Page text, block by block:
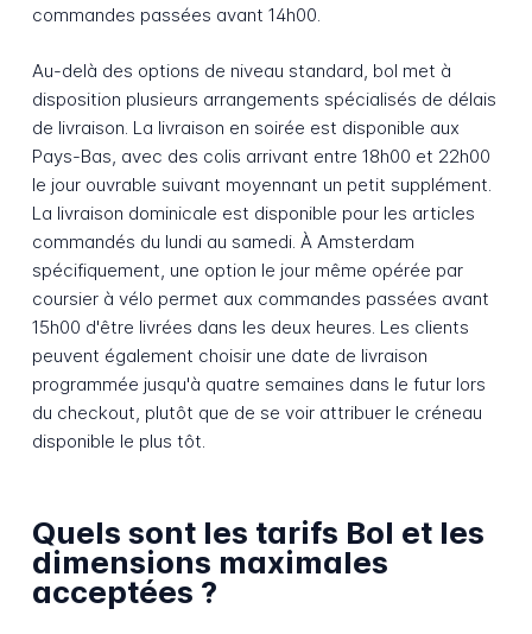
commandes passées avant 14h00.
Au-delà des options de niveau standard, bol met à
disposition plusieurs arrangements spécialisés de délais
de livraison. La livraison en soirée est disponible aux
Pays-Bas, avec des colis arrivant entre 18h00 et 22h00
le jour ouvrable suivant moyennant un petit supplément.
La livraison dominicale est disponible pour les articles
commandés du lundi au samedi. À Amsterdam
spécifiquement, une option le jour même opérée par
coursier à vélo permet aux commandes passées avant
15h00 d'être livrées dans les deux heures. Les clients
peuvent également choisir une date de livraison
programmée jusqu'à quatre semaines dans le futur lors
du checkout, plutôt que de se voir attribuer le créneau
disponible le plus tôt.
Quels sont les tarifs Bol et les
dimensions maximales
acceptées ?